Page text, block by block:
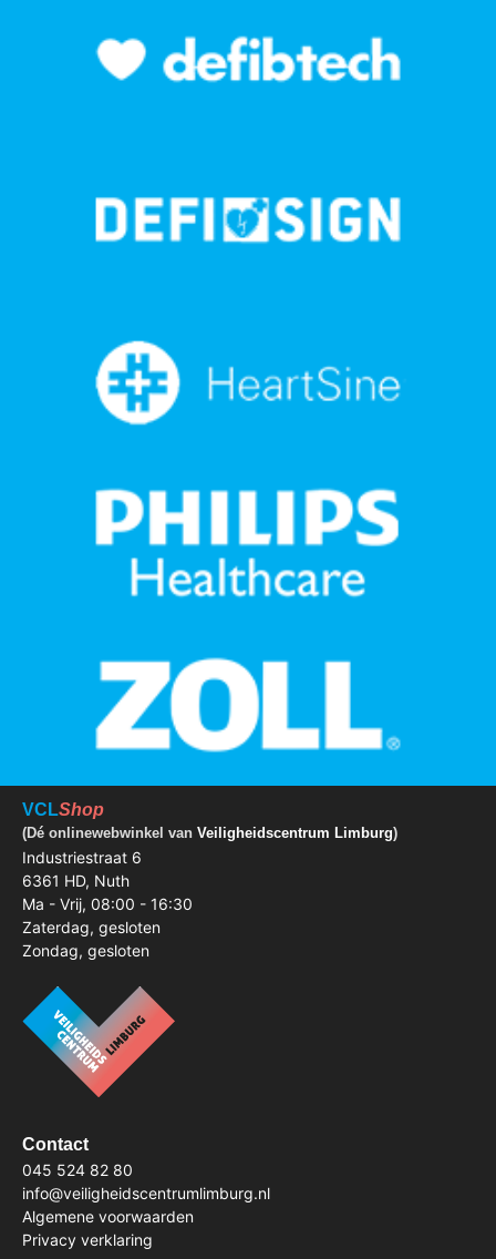
VCLShop
(Dé onlinewebwinkel van Veiligheidscentrum Limburg)
Industriestraat 6
6361 HD, Nuth
Ma - Vrij, 08:00 - 16:30
Zaterdag, gesloten
Zondag, gesloten
Contact
045 524 82 80
info@veiligheidscentrumlimburg.nl
Algemene voorwaarden
Privacy verklaring